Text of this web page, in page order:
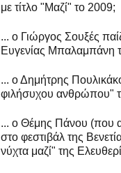
με τίτλο "Μαζί" το 2009;
... ο Γιώργος Σουξές
Ευγενίας Μπαλαμπάνη
... ο Δημήτρης
φιλήσυχου ανθρώπου"
... ο Θέμης Πάνου (που
στο φεστιβάλ της
νύχτα μαζί" της